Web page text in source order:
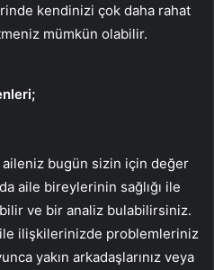
kendinizi çok daha rahat
mümkün olabilir.
bugün sizin için değer
aile bireylerinin sağlığı ile
ve bir analiz bulabilirsiniz.
ilişkilerinizde problemleriniz
yakın arkadaşlarınız veya